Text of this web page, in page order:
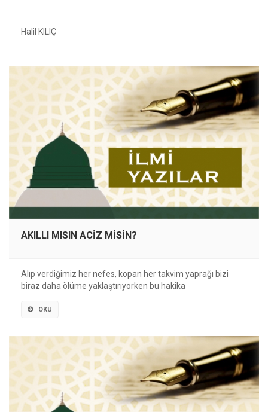
Halil KILIÇ
AKILLI MISIN ACİZ MİSİN?
Alıp verdiğimiz her nefes, kopan her takvim yaprağı bizi
biraz daha ölüme yaklaştırıyorken bu hakika
OKU